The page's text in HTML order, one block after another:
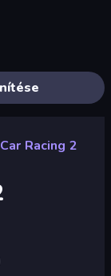
Racing 2